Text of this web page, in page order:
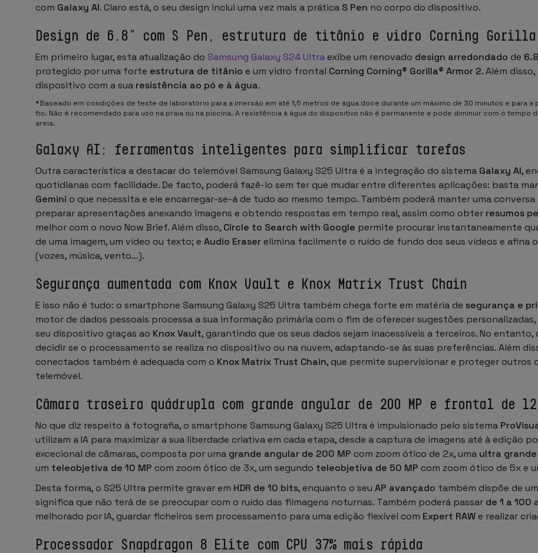
com Galaxy AI. Claro está, o seu design inclui uma vez mais a prática S Pen no corpo do dispositivo.
Design de 6.8” com S Pen, estrutura de titânio e vidro Corning Gorilla
Em primeiro lugar, esta atualização do Samsung Galaxy S24 Ultra exibe um renovado design arredondado de
protegido por uma forte estrutura de titânio e um vidro frontal Corning Corning® Gorilla® Armor 2. Além
dispositivo com a sua resistência ao pó e à água.
*Baseado em condições de teste de laboratório para a imersão em até 1,5 metros de água doce durante um máximo de 30 minutos e para
fio. Não é recomendado para uso na praia ou na piscina. A resistência à água do dispositivo não é permanente e pode diminuir com o tempo
areia.
Galaxy AI: ferramentas inteligentes para simplificar tarefas
Outra característica a destacar do telemóvel Samsung Galaxy S25 Ultra é a integração do sistema Galaxy AI,
quotidianas com facilidade. De facto, poderá fazê-lo sem ter que mudar entre diferentes aplicações: basta
Gemini o que necessita e ele encarregar-se-á de tudo ao mesmo tempo. Também poderá manter uma
preparar apresentações anexando imagens e obtendo respostas em tempo real, assim como obter resumos
melhor com o novo Now Brief. Além disso, Circle to Search with Google permite procurar instantaneamente
de uma imagem, um vídeo ou texto; e Audio Eraser elimina facilmente o ruído de fundo dos seus vídeos e afina
(vozes, música, vento…).
Segurança aumentada com Knox Vault e Knox Matrix Trust Chain
E isso não é tudo: o smartphone Samsung Galaxy S25 Ultra também chega forte em matéria de segurança e
motor de dados pessoais processa a sua informação primária com o fim de oferecer sugestões
seu dispositivo graças ao Knox Vault, garantindo que os seus dados sejam inacessíveis a terceiros. No entanto,
decidir se o processamento se realiza no dispositivo ou na nuvem, adaptando-se às suas preferências. Além
conectados também é adequada com o Knox Matrix Trust Chain, que permite supervisionar e proteger outros
telemóvel.
Câmara traseira quádrupla com grande angular de 200 MP e frontal de 12
No que diz respeito à fotografia, o smartphone Samsung Galaxy S25 Ultra é impulsionado pelo sistema
utilizam a IA para maximizar a sua liberdade criativa em cada etapa, desde a captura de imagens até à edição
excecional de câmaras, composta por uma grande angular de 200 MP com zoom ótico de 2x, uma ultra
um teleobjetiva de 10 MP com zoom ótico de 3x, um segundo teleobjetiva de 50 MP com zoom ótico de 5x e
Desta forma, o S25 Ultra permite gravar em HDR de 10 bits, enquanto o seu AP avançado também dispõe de
significa que não terá de se preocupar com o ruído das filmagens noturnas. Também poderá passar de 1 a 100
melhorado por IA, guardar ficheiros sem processamento para uma edição flexível com Expert RAW e realizar
Processador Snapdragon 8 Elite com CPU 37% mais rápida